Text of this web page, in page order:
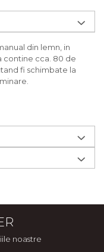
din lemn, in
contine cca. 80 de
fi schimbate la
noastre